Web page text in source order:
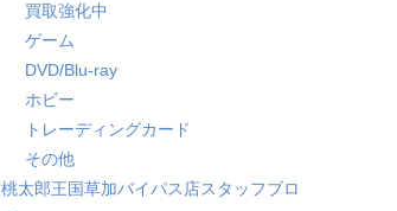
買取強化中
ゲーム
DVD/Blu-ray
ホビー
トレーディングカード
その他
桃太郎王国草加バイパス店スタッフブロ